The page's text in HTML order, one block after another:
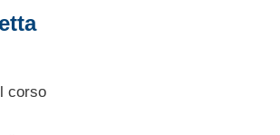
corso